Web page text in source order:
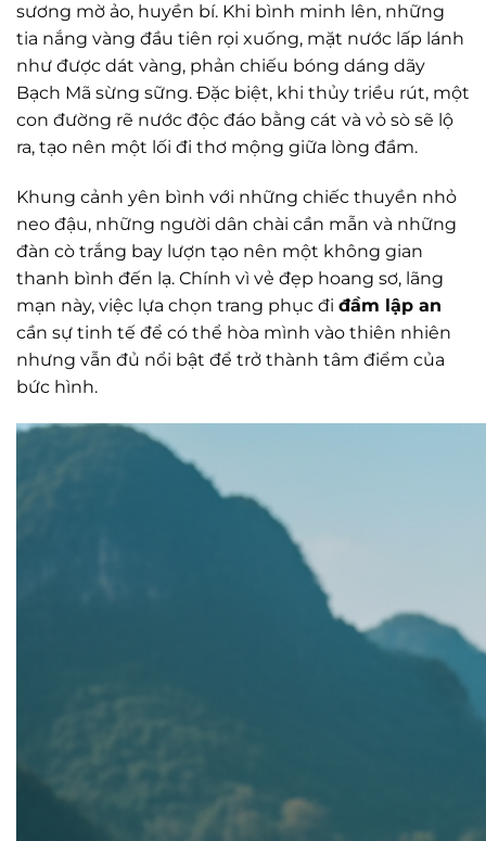
sương mờ ảo, huyền bí. Khi bình minh lên, những
tia nắng vàng đầu tiên rọi xuống, mặt nước lấp lánh
như được dát vàng, phản chiếu bóng dáng dãy
Bạch Mã sừng sững. Đặc biệt, khi thủy triều rút, một
con đường rẽ nước độc đáo bằng cát và vỏ sò sẽ lộ
ra, tạo nên một lối đi thơ mộng giữa lòng đầm.
Khung cảnh yên bình với những chiếc thuyền nhỏ
neo đậu, những người dân chài cần mẫn và những
đàn cò trắng bay lượn tạo nên một không gian
thanh bình đến lạ. Chính vì vẻ đẹp hoang sơ, lãng
mạn này, việc lựa chọn trang phục đi đầm lập an
cần sự tinh tế để có thể hòa mình vào thiên nhiên
nhưng vẫn đủ nổi bật để trở thành tâm điểm của
bức hình.